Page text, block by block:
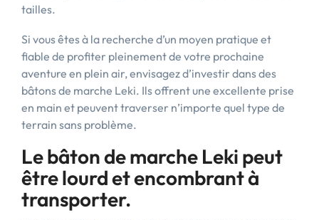
tailles.
Si vous êtes à la recherche d’un moyen pratique et
fiable de profiter pleinement de votre prochaine
aventure en plein air, envisagez d’investir dans des
bâtons de marche Leki. Ils offrent une excellente prise
en main et peuvent traverser n’importe quel type de
terrain sans problème.
Le bâton de marche Leki peut
être lourd et encombrant à
transporter.